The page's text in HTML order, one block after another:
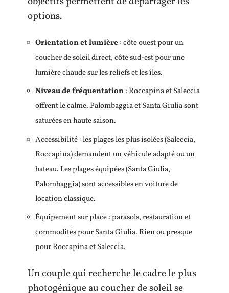
options.
Orientation et lumière : côte ouest pour un
coucher de soleil direct, côte sud-est pour une
lumière chaude sur les reliefs et les îles.
Niveau de fréquentation: Roccapina et Saleccia
offrent le calme. Palombaggia et Santa Giulia sont
saturées en haute saison.
Accessibilité : les plages les plus isolées (Saleccia,
Roccapina) demandent un véhicule adapté ou un
bateau. Les plages équipées (Santa Giulia,
Palombaggia) sont accessibles en voiture de
location classique.
Équipement sur place : parasols, restauration et
commodités pour Santa Giulia. Rien ou presque
pour Roccapina et Saleccia.
Un couple qui recherche le cadre le plus
photogénique au coucher de soleil se